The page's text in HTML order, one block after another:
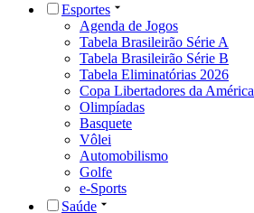
Esportes
Agenda de Jogos
Tabela Brasileirão Série A
Tabela Brasileirão Série B
Tabela Eliminatórias 2026
Copa Libertadores da América
Olimpíadas
Basquete
Vôlei
Automobilismo
Golfe
e-Sports
Saúde